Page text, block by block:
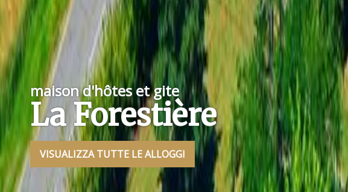
maison d'hôtes et gite
La Forestière
VISUALIZZA TUTTE LE ALLOGGI